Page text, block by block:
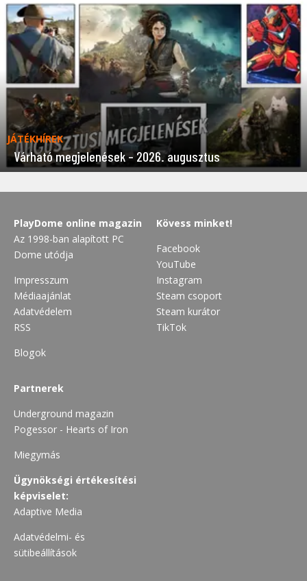
JÁTÉKHÍREK
Várható megjelenések – 2026. augusztus
PlayDome online magazin
Az 1998-ban alapított PC
Dome utódja
Impresszum
Médiaajánlat
Adatvédelem
RSS
Blogok
Kövess minket!
Facebook
YouTube
Instagram
Steam csoport
Steam kurátor
TikTok
Partnerek
Underground magazin
Pogessor - Hearts of Iron
Miegymás
Ügynökségi értékesítési
képviselet:
Adaptive Media
Adatvédelmi- és
sütibeállítások